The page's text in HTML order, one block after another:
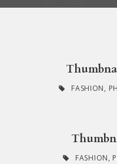
FASHION,
FASHION,